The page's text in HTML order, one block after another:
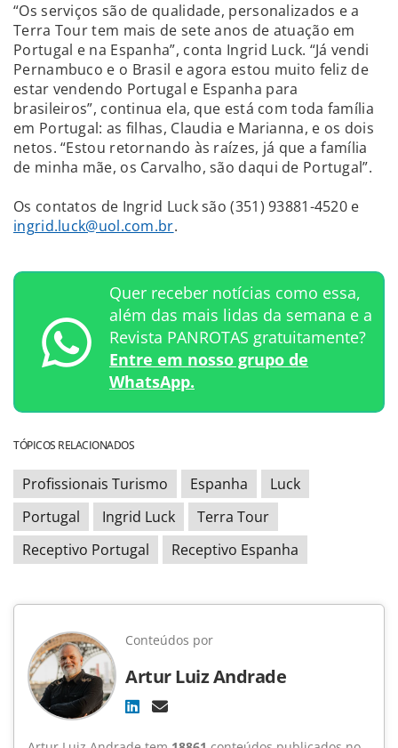
“Os serviços são de qualidade, personalizados e a
Terra Tour tem mais de sete anos de atuação em
Portugal e na Espanha”, conta Ingrid Luck. “Já vendi
Pernambuco e o Brasil e agora estou muito feliz de
estar vendendo Portugal e Espanha para
brasileiros”, continua ela, que está com toda família
em Portugal: as filhas, Claudia e Marianna, e os dois
netos. “Estou retornando às raízes, já que a família
de minha mãe, os Carvalho, são daqui de Portugal”.
Os contatos de Ingrid Luck são (351) 93881-4520 e
ingrid.luck@uol.com.br.
Quer receber notícias como essa,
além das mais lidas da semana e a
Revista PANROTAS gratuitamente?
Entre em nosso grupo de
WhatsApp.
TÓPICOS RELACIONADOS
Profissionais Turismo Espanha
Luck
Portugal
Ingrid Luck
Terra Tour
Receptivo Portugal
Receptivo Espanha
Conteúdos por
Artur Luiz Andrade